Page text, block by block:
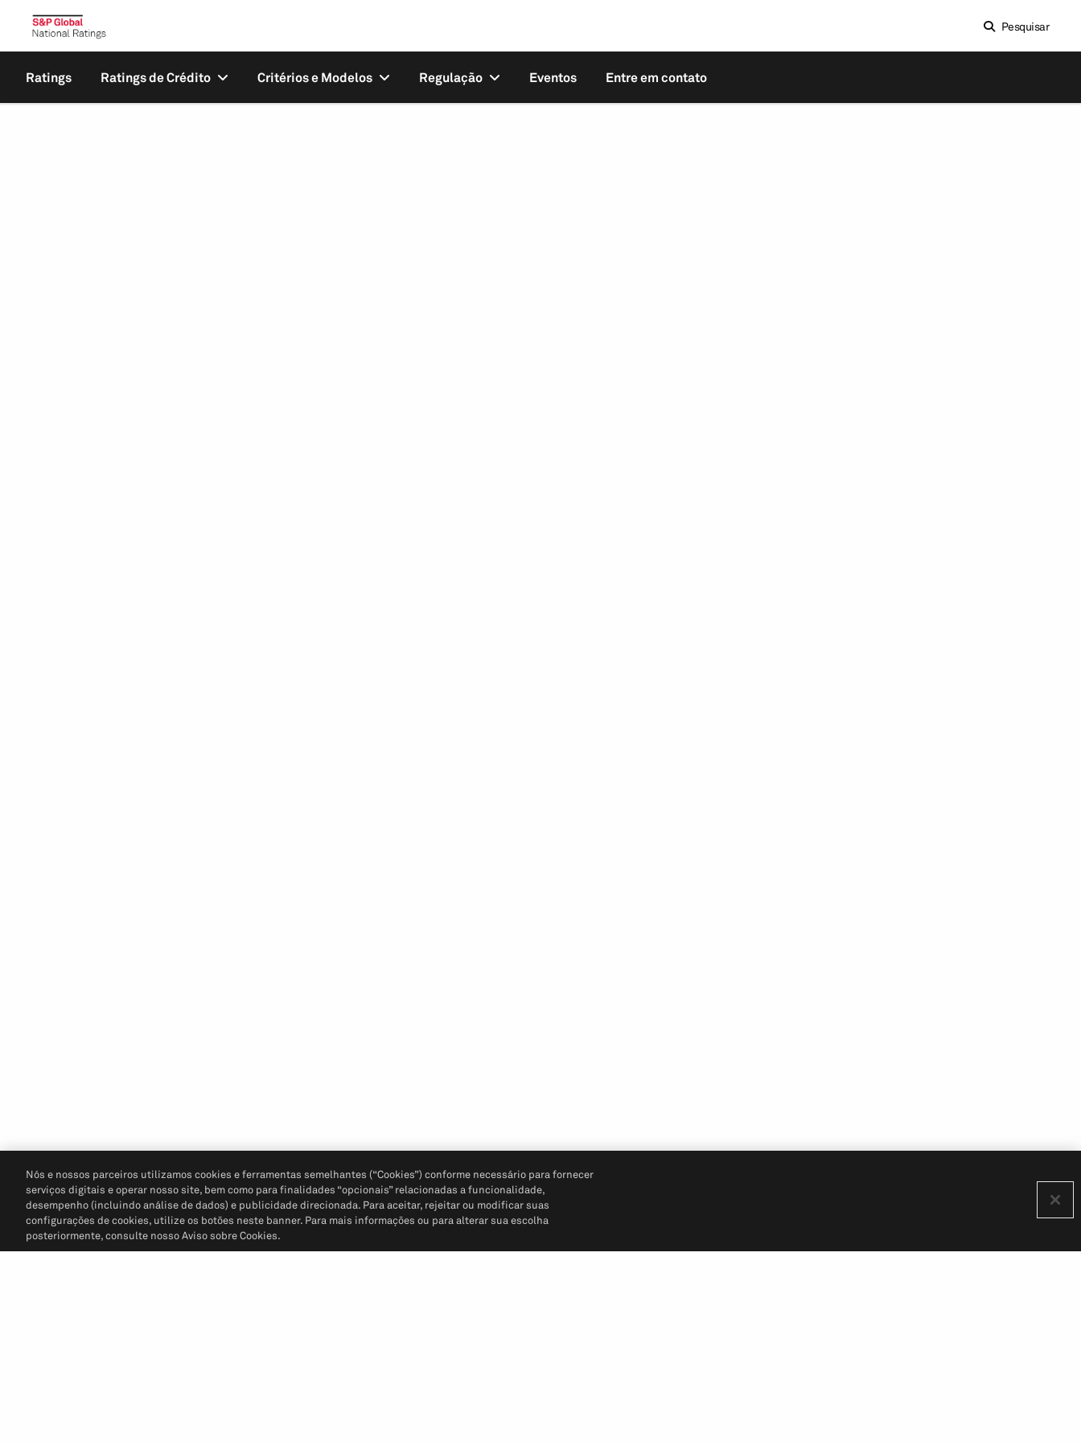
Pesquisar
Ratings Ratings de Crédito Critérios e Modelos Regulação Eventos Entre em contato
Nós e nossos parceiros utilizamos cookies e ferramentas semelhantes (“Cookies”) conforme necessário para fornecer
serviços digitais e operar nosso site, bem como para finalidades “opcionais” relacionadas a funcionalidade,
desempenho (incluindo análise de dados) e publicidade direcionada. Para aceitar, rejeitar ou modificar suas
configurações de cookies, utilize os botões neste banner. Para mais informações ou para alterar sua escolha
posteriormente, consulte nosso Aviso sobre Cookies.